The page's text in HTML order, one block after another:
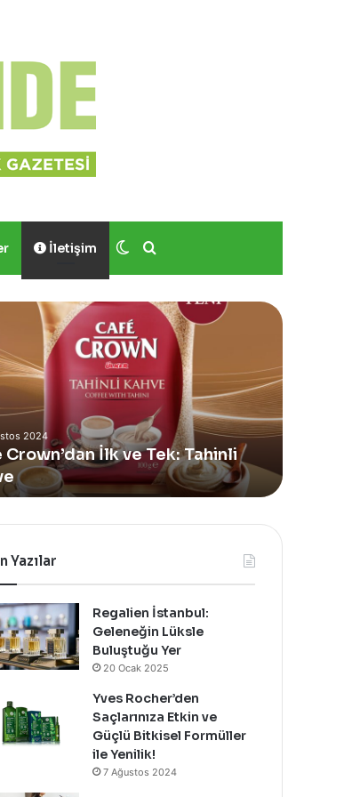
İletişim Dış görünümü değiştir
Arama yap ...
Yves
Rocher,
Momo
Bodrum’da
Yer
Summer
Pop-
Up
Mağazasını
Davet
İle
Kutladı!
4 Ağustos 2024
Yves Rocher, Momo Bodrum’da Yer
Alan Yeni Summer Pop-Up Mağazasını
Özel Bir Davet İle Kutladı!
Yazılar
Regalien İstanbul:
Geleneğin Lüksle
Buluştuğu Yer
20 Ocak 2025
Yves Rocher’den
Saçlarınıza Etkin ve
Güçlü Bitkisel Formüller
ile Yenilik!
7 Ağustos 2024